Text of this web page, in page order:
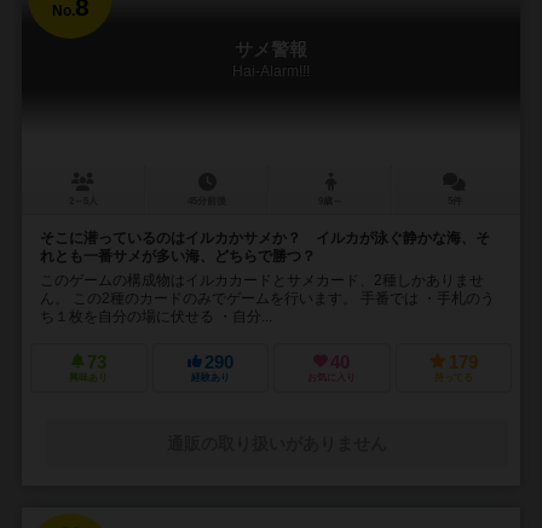
No.8
サメ警報
Hai-Alarm!!!
そこに潜っているのはイルカかサメか？ イルカが泳ぐ静かな海、そ
れとも一番サメが多い海、どちらで勝つ？
このゲームの構成物はイルカカードとサメカード、2種しかありませ
ん。 この2種のカードのみでゲームを行います。 手番では ・手札のう
ち１枚を自分の場に伏せる ・自分...
73
興味あり
290
経験あり
40
お気に入り
179
持ってる